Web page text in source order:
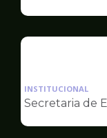
INSTITUCIONAL
Secretaria de